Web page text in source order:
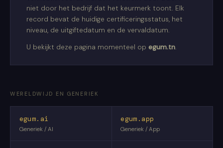
niet door het bedrijf dat het keurmerk toont. Elk
record bevat de huidige certificeringsstatus, het
niveau, de uitgiftedatum en de vervaldatum.
U bekijkt deze pagina momenteel op egum.tn.
WERELDWIJD EN GENERIEK
egum.ai
Generiek / AI
egum.app
Generiek / App